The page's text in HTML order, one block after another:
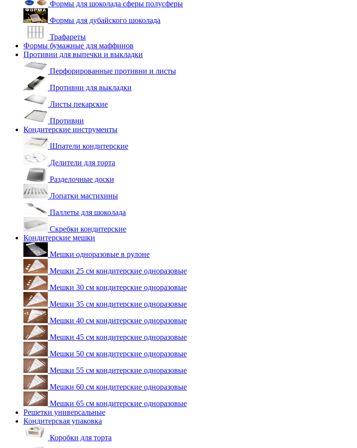
Формы для шоколада сферы полусферы
Формы для дубайского шоколада
Трафареты
Формы бумажные для маффинов
Противни для выпечки и выкладки
Перфорированные противни и листы
Противни для выкладки
Листы пекарские
Противни
Кондитерские инструменты
Шпатели кондитерские
Делители для торта
Разделочные доски
Лопатки мастихины
Паллеты для шоколада
Скребки кондитерские
Кондитерские мешки
Мешки одноразовые в рулоне
Мешки 25 см кондитерские одноразовые
Мешки 30 см кондитерские одноразовые
Мешки 35 см кондитерские одноразовые
Мешки 40 см кондитерские одноразовые
Мешки 45 см кондитерские одноразовые
Мешки 50 см кондитерские одноразовые
Мешки 55 см кондитерские одноразовые
Мешки 60 см кондитерские одноразовые
Мешки 65 см кондитерские одноразовые
Решетки универсальные
Кондитерская упаковка
Коробки для торта